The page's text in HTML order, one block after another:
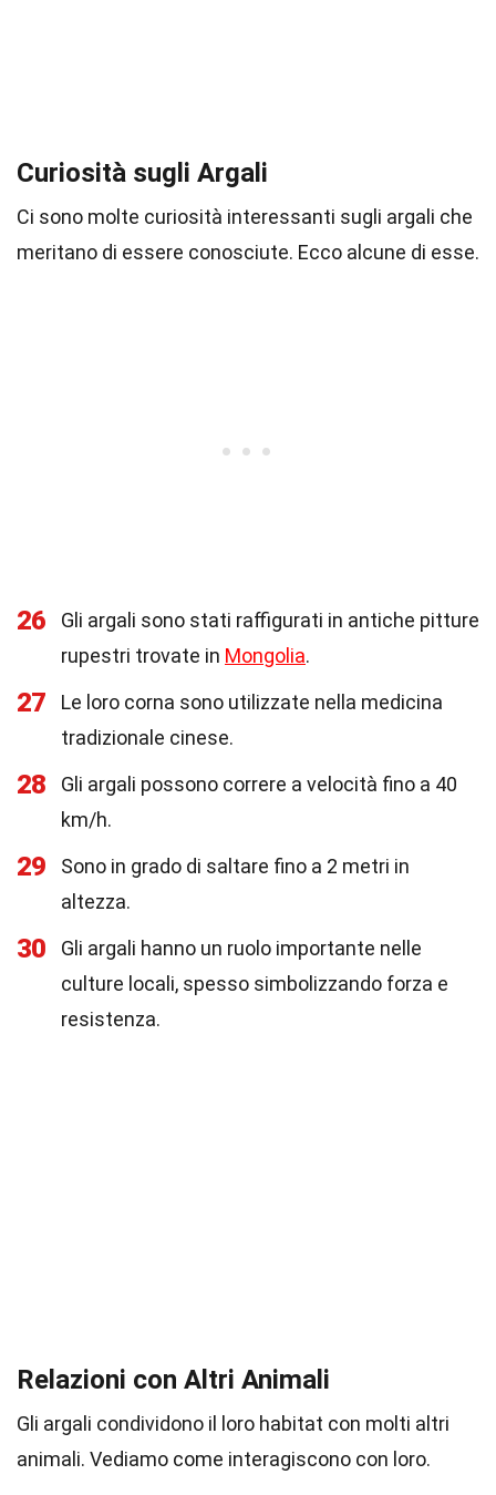
Curiosità sugli Argali
Ci sono molte curiosità interessanti sugli argali che
meritano di essere conosciute. Ecco alcune di esse.
26
Gli argali sono stati raffigurati in antiche pitture
rupestri trovate in Mongolia.
27
Le loro corna sono utilizzate nella medicina
tradizionale cinese.
28
Gli argali possono correre a velocità fino a 40
km/h.
29
Sono in grado di saltare fino a 2 metri in
altezza.
30
Gli argali hanno un ruolo importante nelle
culture locali, spesso simbolizzando forza e
resistenza.
Relazioni con Altri Animali
Gli argali condividono il loro habitat con molti altri
animali. Vediamo come interagiscono con loro.